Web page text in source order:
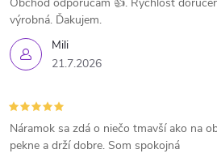
Mili
21.7.2026
Obchod odporúčam 👍. Rýchlosť
výrobná. Ďakujem.
Náramok sa zdá o niečo tmavší ako na
pekne a drží dobre. Som spokojná